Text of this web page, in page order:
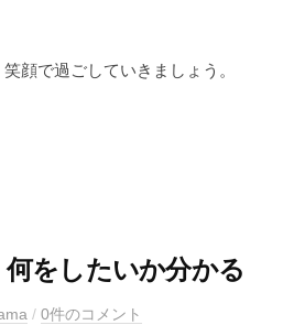
顔で過ごしていきましょう。
をしたいか分かる
/ 0件のコメント